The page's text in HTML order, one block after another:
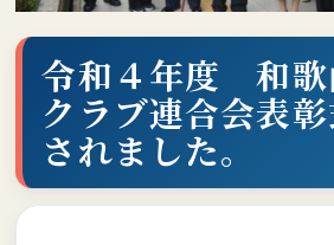
令和４年度 和歌
クラブ連合会表
されました。